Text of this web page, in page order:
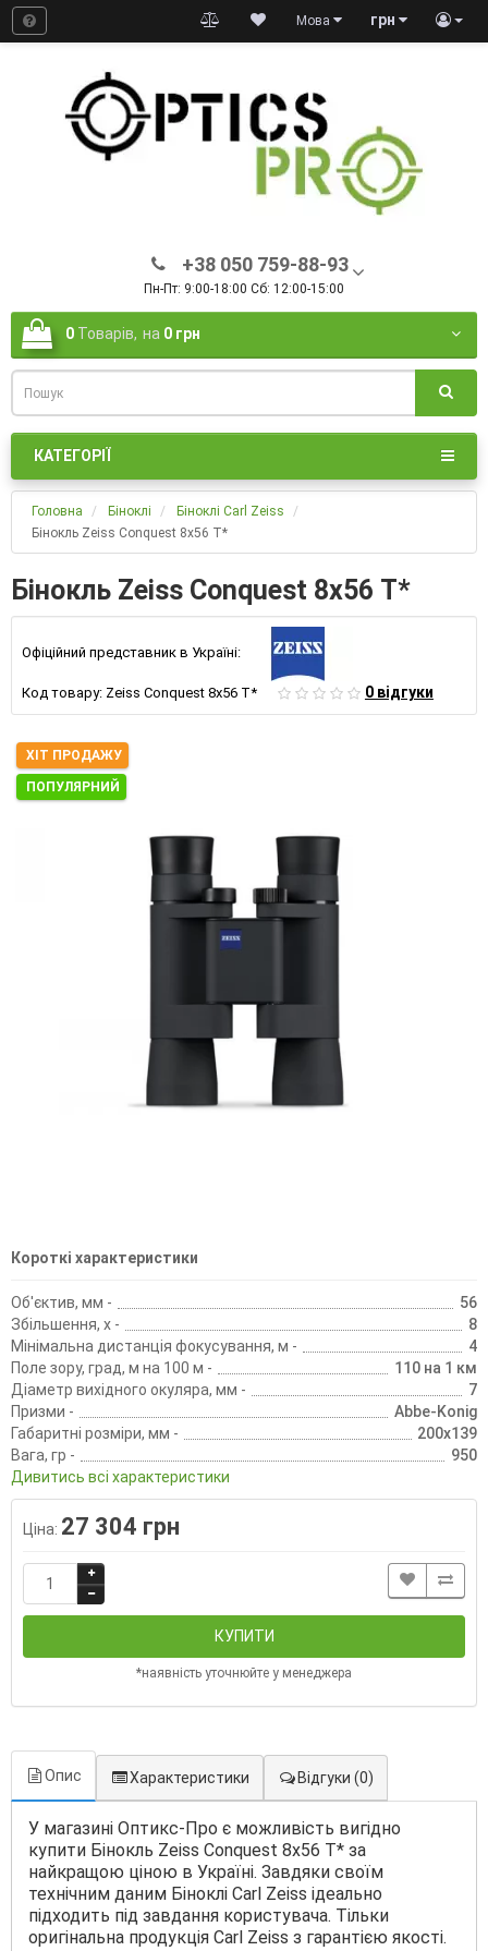
грн
Мова
+38 050 759-88-93
Пн-Пт: 9:00-18:00 Сб: 12:00-15:00
0 Товарів, на 0 грн
КАТЕГОРІЇ
Головна Біноклі
Біноклі Carl Zeiss
Бінокль Zeiss Conquest 8х56 T*
Бінокль Zeiss Conquest 8х56 T*
Офіційний представник в Україні:
Код товару: Zeiss Conquest 8х56 T* 0 відгуки
ХІТ ПРОДАЖУ
ПОПУЛЯРНИЙ
Короткі характеристики
Об'єктив, мм -
56
Збільшення, х -
8
Мінімальна дистанція фокусування, м -
4
Поле зору, град, м на 100 м -
110 на 1 км
Діаметр вихідного окуляра, мм -
7
Призми -
Abbe-Konig
Габаритні розміри, мм -
200х139
Вага, гр -
950
Дивитись всі характеристики
Ціна: 27 304 грн
КУПИТИ
*наявність уточнюйте у менеджера
Опис Характеристики Відгуки (0)
У магазині Оптикс-Про є можливість вигідно
купити Бінокль Zeiss Conquest 8х56 T* за
найкращою ціною в Україні. Завдяки своїм
технічним даним Біноклі Carl Zeiss ідеально
підходить під завдання користувача. Тільки
оригінальна продукція Carl Zeiss з гарантією якості.